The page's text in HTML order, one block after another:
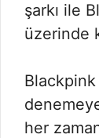
şarkı ile
üzerinde
her